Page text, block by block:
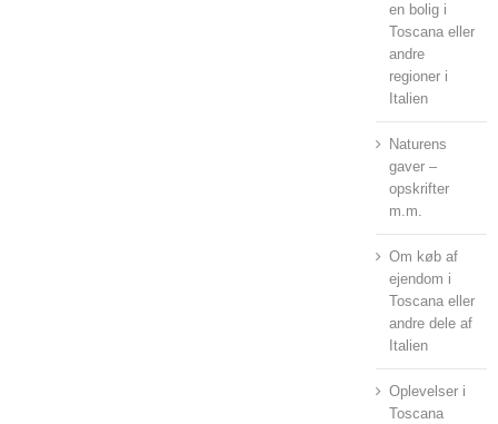
en bolig i
Toscana eller
andre
regioner i
Italien
Naturens
gaver –
opskrifter
m.m.
Om køb af
ejendom i
Toscana eller
andre dele af
Italien
Oplevelser i
Toscana